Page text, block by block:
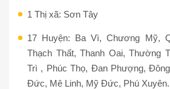
1 Thị xã: Sơn Tây
17 Huyện: Ba Vì, Chương Mỹ,
Thạch Thất, Thanh Oai, Thường
Trì , Phúc Thọ, Đan Phượng,
Đức, Mê Linh, Mỹ Đức, Phú Xuyên.